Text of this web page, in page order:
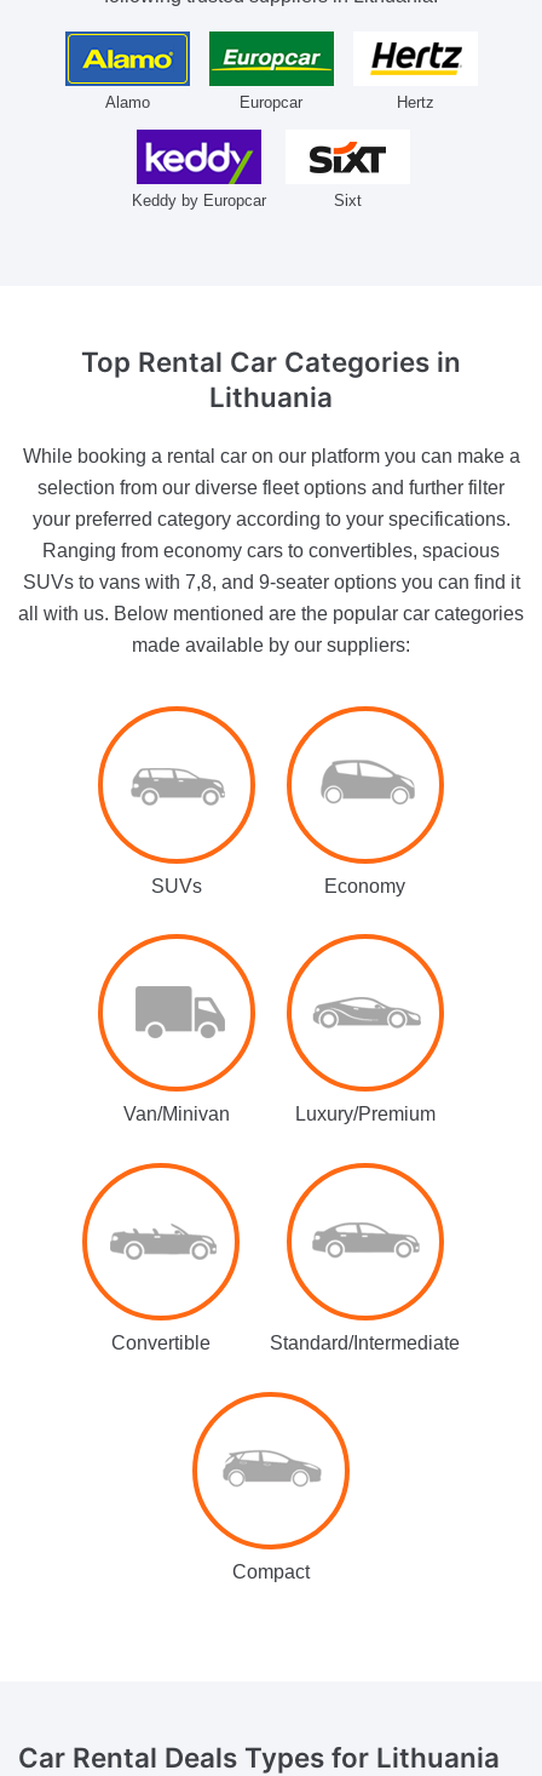
Alamo Europcar Hertz
Keddy by Europcar Sixt
Top Rental Car Categories in
Lithuania
While booking a rental car on our platform you can make a
selection from our diverse fleet options and further filter
your preferred category according to your specifications.
Ranging from economy cars to convertibles, spacious
SUVs to vans with 7,8, and 9-seater options you can find it
all with us. Below mentioned are the popular car categories
made available by our suppliers:
SUVs Economy
Van/Minivan Luxury/Premium
Convertible Standard/Intermediate
Compact
Car Rental Deals Types for Lithuania